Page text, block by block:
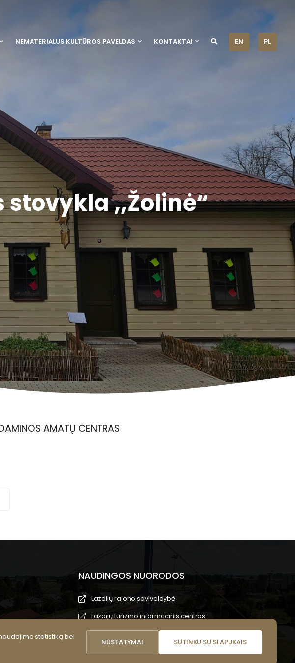
NEMATERIALUS KULTŪROS PAVELDAS KONTAKTAI EN PL
,,Žolinė“
AMATŲ CENTRAS
NAUDINGOS NUORODOS
Lazdijų rajono savivaldybė
Lazdijų turizmo informacinis centras
Lazdijų viešoji biblioteka
Lietuvos nacionalinis kultūros centras
statistiką bei
NUSTATYMAI SUTINKU SU SLAPUKAIS